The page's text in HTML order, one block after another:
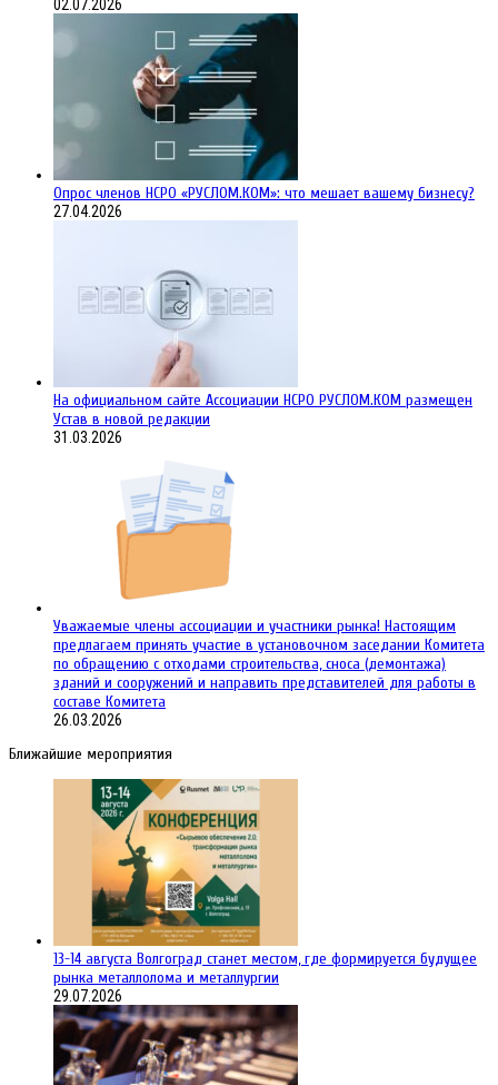
02.07.2026
Опрос членов НСРО «РУСЛОМ.КОМ»: что мешает вашему бизнесу?
27.04.2026
На официальном сайте Ассоциации НСРО РУСЛОМ.КОM размещен
Устав в новой редакции
31.03.2026
Уважаемые члены ассоциации и участники рынка! Настоящим
предлагаем принять участие в установочном заседании Комитета
по обращению с отходами строительства, сноса (демонтажа)
зданий и сооружений и направить представителей для работы в
составе Комитета
26.03.2026
Ближайшие мероприятия
13-14 августа Волгоград станет местом, где формируется будущее
рынка металлолома и металлургии
29.07.2026